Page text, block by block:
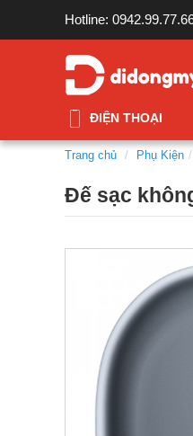
Hotline:
ĐIỆN THOẠI
Trang chủ Phụ Kiện
Đế sạc